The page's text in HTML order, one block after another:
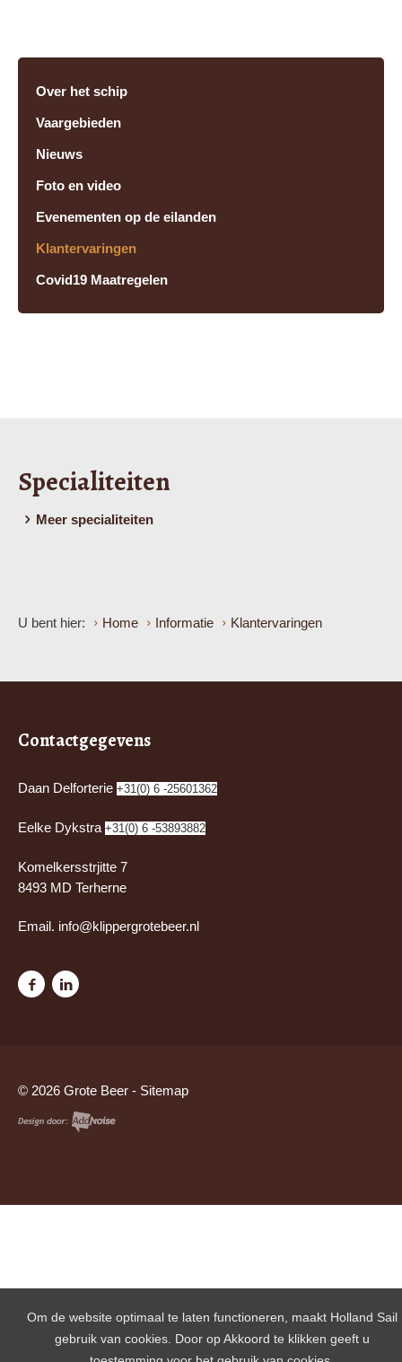
Om de website optimaal te laten functioneren, maakt Holland Sail
gebruik van cookies. Door op Akkoord te klikken geeft u
Over het schip
Vaargebieden
Nieuws
Foto en video
Evenementen op de eilanden
Klantervaringen
Covid19 Maatregelen
Specialiteiten
Meer specialiteiten
U bent hier: Home Informatie Klantervaringen
Contactgegevens
Daan Delforterie +31(0) 6 -25601362
Eelke Dykstra +31(0) 6 -53893882
Komelkersstrjitte 7
8493 MD Terherne
Email. info@klippergrotebeer.nl
© 2026 Grote Beer - Sitemap